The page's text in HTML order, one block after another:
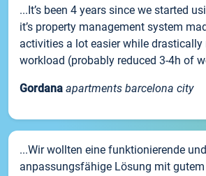
...It’s been 4 years since we started
it’s property management system
activities a lot easier while drastically
workload (probably reduced 3-4h of
Gordana apartments barcelona city
...Wir wollten eine funktionierende und
anpassungsfähige Lösung mit